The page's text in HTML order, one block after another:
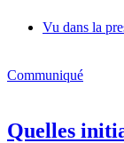
Vu dans la
Communiqué
Quelles